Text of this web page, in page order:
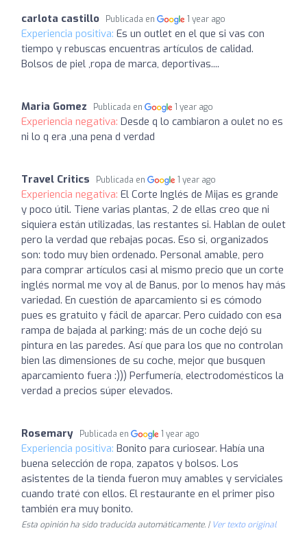
carlota castillo Publicada en 1 year ago
Experiencia positiva: Es un outlet en el que si vas con
tiempo y rebuscas encuentras artículos de calidad.
Bolsos de piel ,ropa de marca, deportivas....
Maria Gomez Publicada en 1 year ago
Experiencia negativa: Desde q lo cambiaron a oulet no es
ni lo q era ,una pena d verdad
Travel Critics Publicada en 1 year ago
Experiencia negativa: El Corte Inglés de Mijas es grande
y poco útil. Tiene varias plantas, 2 de ellas creo que ni
siquiera están utilizadas, las restantes si. Hablan de oulet
pero la verdad que rebajas pocas. Eso si, organizados
son: todo muy bien ordenado. Personal amable, pero
para comprar artículos casi al mismo precio que un corte
inglés normal me voy al de Banus, por lo menos hay más
variedad. En cuestión de aparcamiento si es cómodo
pues es gratuito y fácil de aparcar. Pero cuidado con esa
rampa de bajada al parking: más de un coche dejó su
pintura en las paredes. Así que para los que no controlan
bien las dimensiones de su coche, mejor que busquen
aparcamiento fuera :))) Perfumería, electrodomésticos la
verdad a precios súper elevados.
Rosemary Publicada en 1 year ago
Experiencia positiva: Bonito para curiosear. Había una
buena selección de ropa, zapatos y bolsos. Los
asistentes de la tienda fueron muy amables y serviciales
cuando traté con ellos. El restaurante en el primer piso
también era muy bonito.
Esta opinión ha sido traducida automáticamente. | Ver texto original